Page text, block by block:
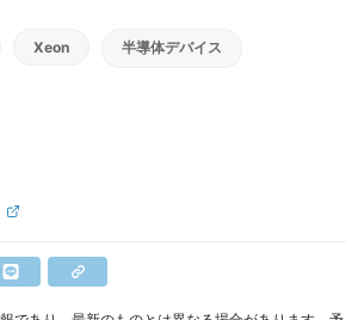
Xeon 半導体デバイス